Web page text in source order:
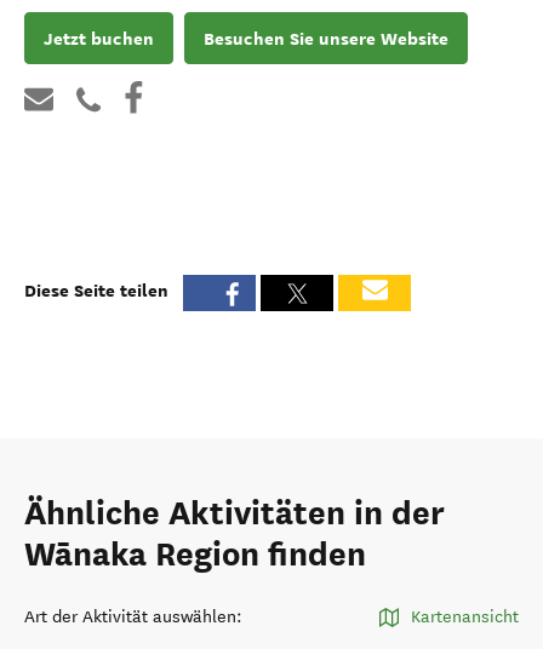
Jetzt buchen Besuchen Sie unsere Website
Diese Seite teilen
Ähnliche Aktivitäten in der
Wānaka Region finden
Art der Aktivität auswählen: Kartenansicht